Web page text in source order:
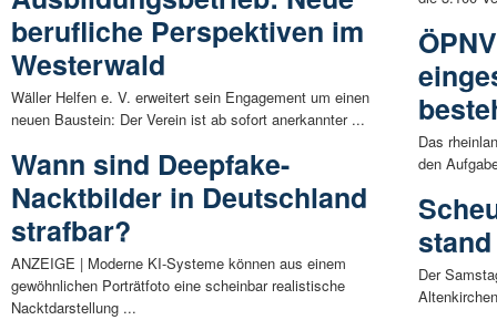
berufliche Perspektiven im
Westerwald
Wäller Helfen e. V. erweitert sein Engagement um einen
neuen Baustein: Der Verein ist ab sofort anerkannter ...
Wann sind Deepfake-
Nacktbilder in Deutschland
strafbar?
ANZEIGE | Moderne KI-Systeme können aus einem
gewöhnlichen Porträtfoto eine scheinbar realistische
Nacktdarstellung ...
Das
den
Der